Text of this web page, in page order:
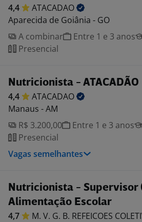
4,4
ATACADAO
Aparecida de Goiânia - GO
A combinar
Entre 1 e 3 anos
Presencial
Nutricionista - ATACADÃO
4,4
ATACADAO
Manaus - AM
R$ 3.200,00
Entre 1 e 3 anos
Presencial
Vagas semelhantes
Nutricionista - Supervisor
Alimentação Escolar
4,7 M. V. G. B. REFEICOES